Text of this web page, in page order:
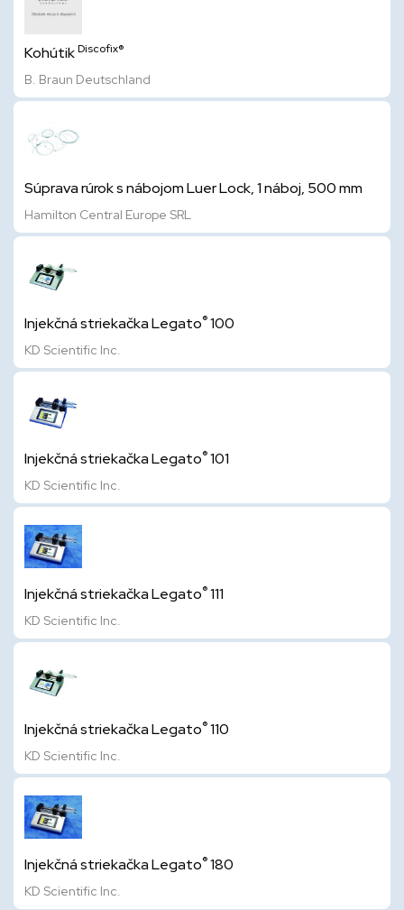
KohútikDiscofix®
B. Braun Deutschland
Súprava rúrok s nábojom Luer Lock, 1 náboj, 500 mm
Hamilton Central Europe SRL
Injekčná striekačka Legato®100
KD Scientific Inc.
Injekčná striekačka Legato®101
KD Scientific Inc.
Injekčná striekačka Legato®111
KD Scientific Inc.
Injekčná striekačka Legato®110
KD Scientific Inc.
Injekčná striekačka Legato®180
KD Scientific Inc.